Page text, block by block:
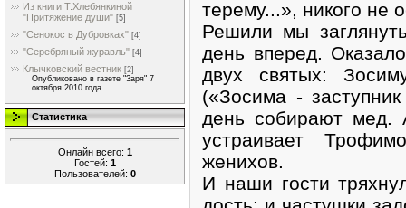
Из книги Т.Хлебянкиной
"Притяжение души" [5]
"Сенокос в Дубровках" [4]
"Серебряный журавль" [4]
Клычковский вестник [2]
Опубликовано в газете "Заря" 7
октября 2010 года.
Статистика
Онлайн всего: 1
Гостей: 1
Пользователей: 0
тере­му...», никого не
Решили мы
день вперед.
двух святых:
(«Зосима -
день собира­ют мед.
устраивает
женихов.
И наши гости